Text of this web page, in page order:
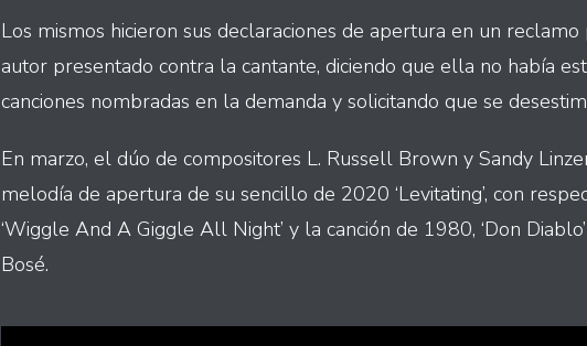
Los mismos hicieron sus declaraciones de apertura en un
autor presentado contra la cantante, diciendo que ella no había
canciones nombradas en la demanda y solicitando que se
En marzo, el dúo de compositores L. Russell Brown y Sandy
melodía de apertura de su sencillo de 2020 ‘Levitating’, con
‘Wiggle And A Giggle All Night’ y la canción de 1980, ‘Don
Bosé.